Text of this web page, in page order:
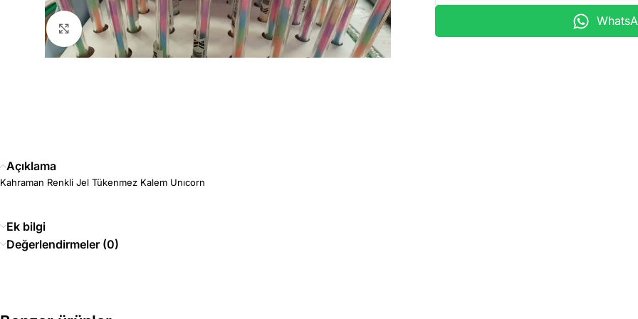
Büyütmek için tıklayın
Açıklama
Kahraman Renkli Jel Tükenmez Kalem Unıcorn
Ek bilgi
Değerlendirmeler (0)